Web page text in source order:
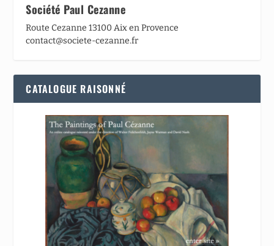
Société Paul Cezanne
Route Cezanne 13100 Aix en Provence
contact@societe-cezanne.fr
CATALOGUE RAISONNÉ